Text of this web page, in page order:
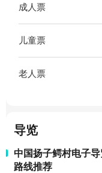
成人票
儿童票
老人票
导览
中国扬子鳄村电子导
路线推荐